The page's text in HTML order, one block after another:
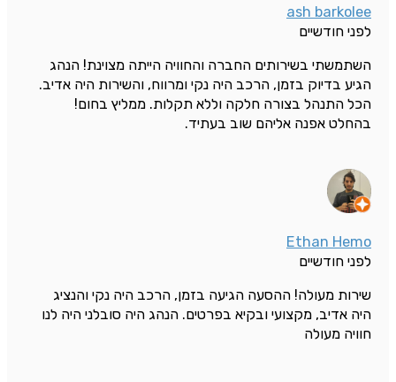
ash barkolee
לפני חודשיים
השתמשתי בשירותים החברה והחוויה הייתה מצוינת! הנהג
הגיע בדיוק בזמן, הרכב היה נקי ומרווח, והשירות היה אדיב.
הכל התנהל בצורה חלקה וללא תקלות. ממליץ בחום!
בהחלט אפנה אליהם שוב בעתיד.
Ethan Hemo
לפני חודשיים
שירות מעולה! ההסעה הגיעה בזמן, הרכב היה נקי והנציג
היה אדיב, מקצועי ובקיא בפרטים. הנהג היה סובלני היה לנו
חוויה מעולה